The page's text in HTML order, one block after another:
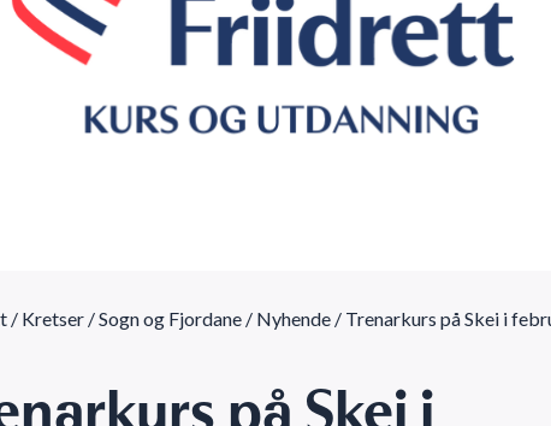
/ Kretser /Sogn og Fjordane / Nyhende / Trenarkurs på Skei i
på Skei i